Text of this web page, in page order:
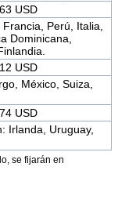
USD
Perú, Italia,
Dominicana,
USD
México, Suiza,
USD
Irlanda, Uruguay,
se fijarán en